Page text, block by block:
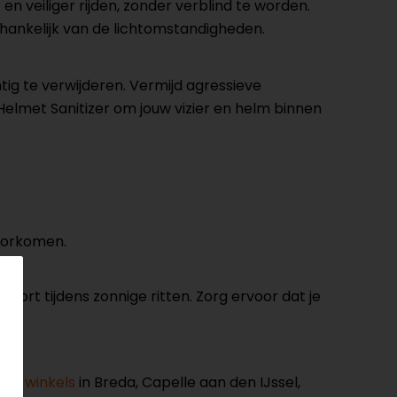
veiliger rijden, zonder verblind te worden.
van de lichtomstandigheden.
te verwijderen. Vermijd agressieve
Sanitizer om jouw vizier en helm binnen
tijdens zonnige ritten. Zorg ervoor dat je
winkels in Breda, Capelle aan den IJssel,